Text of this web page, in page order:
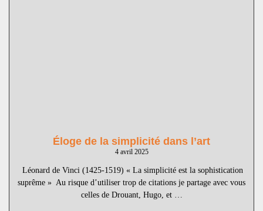
Éloge de la simplicité dans l’art
4 avril 2025
Léonard de Vinci (1425-1519) « La simplicité est la sophistication
suprême » Au risque d’utiliser trop de citations je partage avec vous
celles de Drouant, Hugo, et …